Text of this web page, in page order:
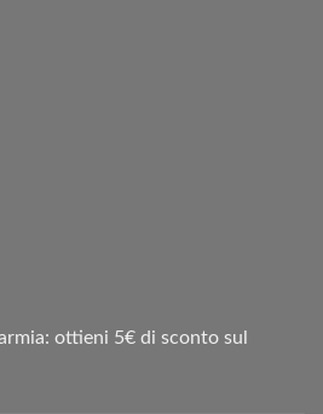
ottieni 5€ di sconto sul